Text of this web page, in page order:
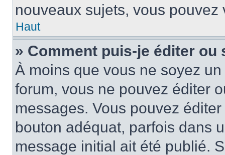
nouveaux sujets, vous
Haut
» Comment puis-je éditer
À moins que vous ne soyez
forum, vous ne pouvez éditer
messages. Vous pouvez
bouton adéquat, parfois dans
message initial ait été publié.